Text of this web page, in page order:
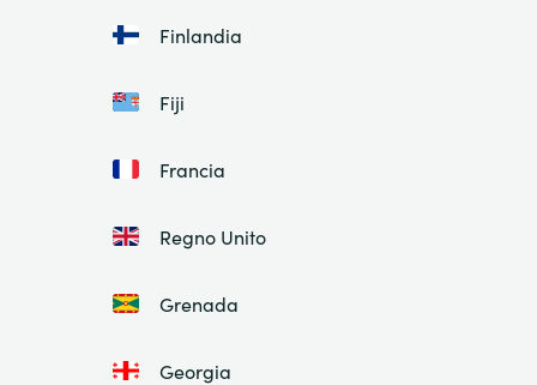
Finlandia
Fiji
Francia
Regno Unito
Grenada
Georgia